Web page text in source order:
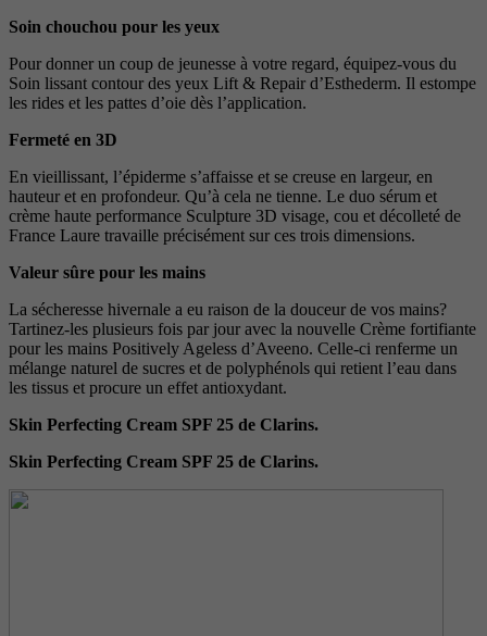
Soin chouchou pour les yeux
Pour donner un coup de jeunesse à votre regard, équipez-vous du
Soin lissant contour des yeux Lift & Repair d’Esthederm. Il estompe
les rides et les pattes d’oie dès l’application.
Fermeté en 3D
En vieillissant, l’épiderme s’affaisse et se creuse en largeur, en
hauteur et en profondeur. Qu’à cela ne tienne. Le duo sérum et
crème haute performance Sculpture 3D visage, cou et décolleté de
France Laure travaille précisément sur ces trois dimensions.
Valeur sûre pour les mains
La sécheresse hivernale a eu raison de la douceur de vos mains?
Tartinez-les plusieurs fois par jour avec la nouvelle Crème fortifiante
pour les mains Positively Ageless d’Aveeno. Celle-ci renferme un
mélange naturel de sucres et de polyphénols qui retient l’eau dans
les tissus et procure un effet antioxydant.
Skin Perfecting Cream SPF 25 de Clarins.
Skin Perfecting Cream SPF 25 de Clarins.